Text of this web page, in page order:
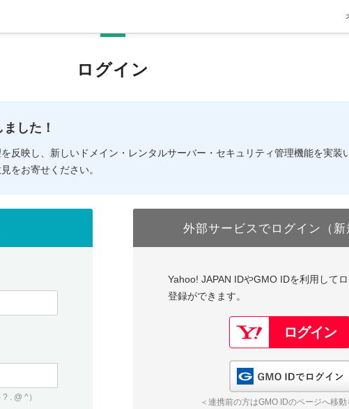
ログイン
した！
反映し、新しいドメイン・レンタルサーバー・セキュリティ管理機能を実装
をお寄せください。
. @ ^）
外部サービスでログイン（新
Yahoo! JAPAN IDやGMO IDを利用して
登録ができます。
＜連携前の方はGMO IDのページへ移動